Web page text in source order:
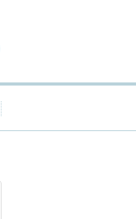
拠点一覧